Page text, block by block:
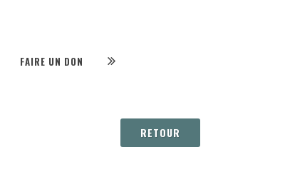
FAIRE UN DON
RETOUR